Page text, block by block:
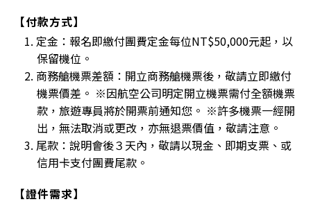
【付款方式】
1. 定金：報名即繳付團費定金每位NT$50,000元起，以
保留機位。
2. 商務艙機票差額：開立商務艙機票後，敬請立即繳付
機票價差。 ※因航空公司明定開立機票需付全額機票
款，旅遊專員將於開票前通知您。 ※許多機票一經開
出，無法取消或更改，亦無退票價值，敬請注意。
3. 尾款：說明會後３天內，敬請以現金、即期支票、或
信用卡支付團費尾款。
【證件需求】